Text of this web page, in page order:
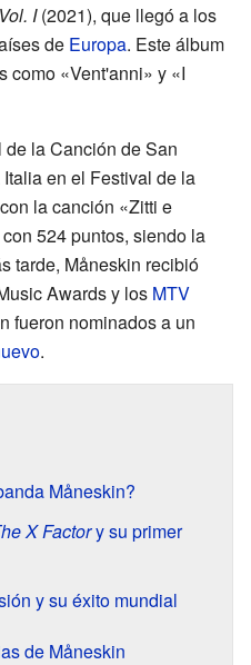
I(2021), que llegó a los
de Europa. Este álbum
como «Vent'anni» y «I
la Canción de San
en el Festival de la
la canción «Zitti e
524 puntos, siendo la
tarde, Måneskin recibió
Awards y los MTV
fueron nominados a un
.
Måneskin?
X Factory su primer
y su éxito mundial
de Måneskin